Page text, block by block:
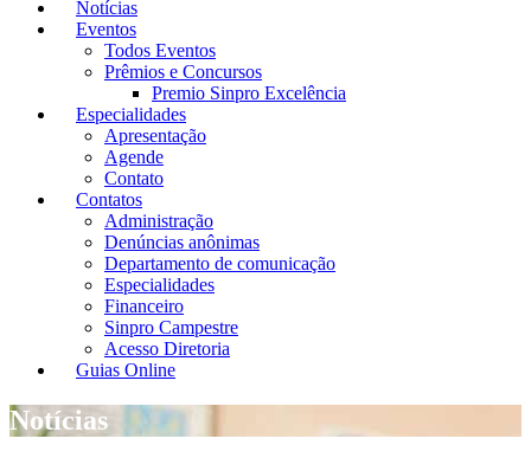
Notícias
Eventos
Todos Eventos
Prêmios e Concursos
Premio Sinpro Excelência
Especialidades
Apresentação
Agende
Contato
Contatos
Administração
Denúncias anônimas
Departamento de comunicação
Especialidades
Financeiro
Sinpro Campestre
Acesso Diretoria
Guias Online
Notícias